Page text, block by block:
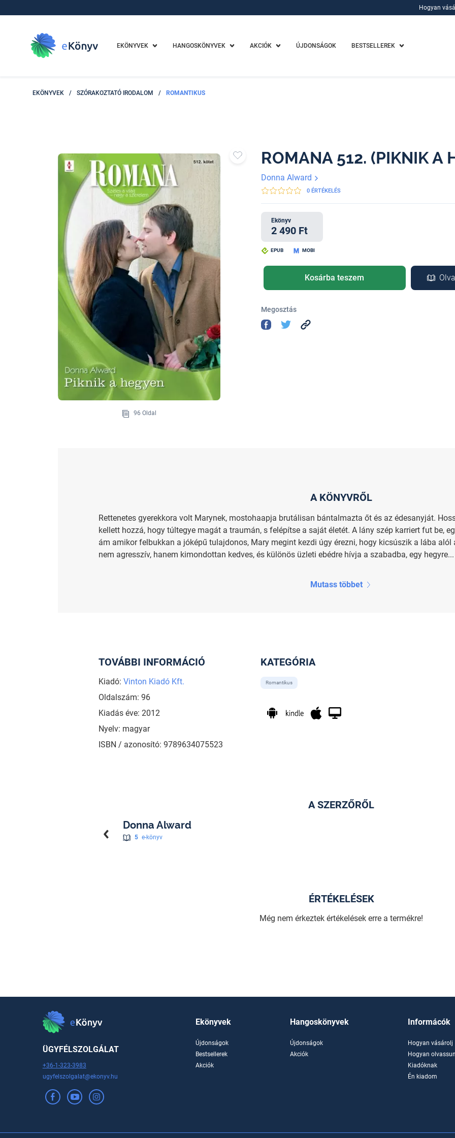
Hogyan
EKÖNYVEK HANGOSKÖNYVEK AKCIÓK ÚJDONSÁGOK BESTSELLEREK
EKÖNYVEK / SZÓRAKOZTATÓ IRODALOM / ROMANTIKUS
96 Oldal
ROMANA 512. (PIKNIK A
Donna Alward
0 ÉRTÉKELÉS
Ekönyv
2 490 Ft
EPUB MOBI
Kosárba teszem
Megosztás
A KÖNYVRŐL
Rettenetes gyerekkora volt Marynek, mostohaapja brutálisan bántalmazta őt és az édesanyját.
kellett hozzá, hogy túltegye magát a traumán, s felépítse a saját életét. A lány szép karriert fut be,
ám amikor felbukkan a jóképű tulajdonos, Mary megint kezdi úgy érezni, hogy kicsúszik a lába
nem agresszív, hanem kimondottan kedves, és különös üzleti ebédre hívja a szabadba, egy hegyre...
Mutass többet
TOVÁBBI INFORMÁCIÓ
Kiadó: Vinton Kiadó Kft.
Oldalszám: 96
Kiadás éve: 2012
Nyelv: magyar
ISBN / azonosító: 9789634075523
KATEGÓRIA
Romantikus
A SZERZŐRŐL
Donna Alward
5 e-könyv
ÉRTÉKELÉSEK
Még nem érkeztek értékelések erre a termékre!
ÜGYFÉLSZOLGÁLAT
+36-1-323-3983
ugyfelszolgalat@ekonyv.hu
Ekönyvek
Újdonságok
Bestsellerek
Akciók
Hangoskönyvek
Újdonságok
Akciók
Informácók
Hogyan vásárolj
Hogyan
Kiadóknak
Én kiadom